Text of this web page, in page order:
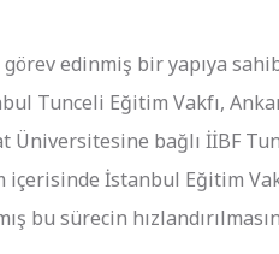
edinmiş bir yapıya
Tunceli Eğitim Vakfı,
Üniversitesine bağlı İİBF
içerisinde İstanbul Eğitim
bu sürecin